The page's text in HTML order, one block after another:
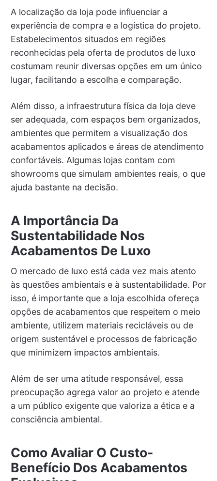
A localização da loja pode influenciar a
experiência de compra e a logística do projeto.
Estabelecimentos situados em regiões
reconhecidas pela oferta de produtos de luxo
costumam reunir diversas opções em um único
lugar, facilitando a escolha e comparação.
Além disso, a infraestrutura física da loja deve
ser adequada, com espaços bem organizados,
ambientes que permitem a visualização dos
acabamentos aplicados e áreas de atendimento
confortáveis. Algumas lojas contam com
showrooms que simulam ambientes reais, o que
ajuda bastante na decisão.
A Importância Da
Sustentabilidade Nos
Acabamentos De Luxo
O mercado de luxo está cada vez mais atento
às questões ambientais e à sustentabilidade. Por
isso, é importante que a loja escolhida ofereça
opções de acabamentos que respeitem o meio
ambiente, utilizem materiais recicláveis ou de
origem sustentável e processos de fabricação
que minimizem impactos ambientais.
Além de ser uma atitude responsável, essa
preocupação agrega valor ao projeto e atende
a um público exigente que valoriza a ética e a
consciência ambiental.
Como Avaliar O Custo-
Benefício Dos Acabamentos